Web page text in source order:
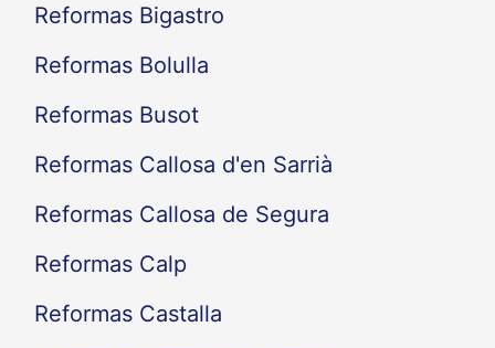
Reformas Bigastro
Reformas Bolulla
Reformas Busot
Reformas Callosa d'en Sarrià
Reformas Callosa de Segura
Reformas Calp
Reformas Castalla